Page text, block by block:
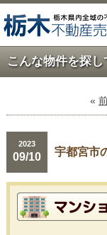
こんな物件を探し
«
2023
09/10 宇都宮市